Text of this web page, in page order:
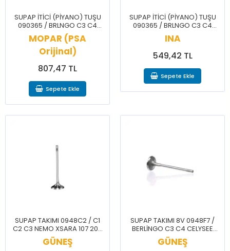
SUPAP İTİCİ (PİYANO) TUŞU
090365 / BRLNGO C3 C4
CELYSEE NEMO 206 207 208
301 307 308 BPPR PRTNR
RFTR
MOPAR (PSA
Orijinal)
807,47 TL
Sepete Ekle
SUPAP İTİCİ (PİYANO) TUŞU
090365 / BRLNGO C3 C4
CELYSEE NEMO 206 207 208
301 307 308 BPPR PRTNR
RFTR
INA
549,42 TL
Sepete Ekle
SUPAP TAKIMI 0948C2 / C1
C2 C3 NEMO XSARA 107 206
206+ 207 208 307 BİPPER
PARTNER
GÜNEŞ
SUPAP TAKIMI 8V 0948F7 /
BERLİNGO C3 C4 CELYSEE
2008 206 207 208 3008 301
307 308 508 PRTNR RFTR
GÜNEŞ